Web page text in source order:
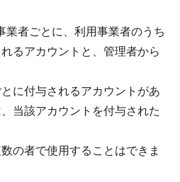
業者ごとに、利用事業者のうち
るアカウントと、管理者から
に付与されるアカウントがあ
当該アカウントを付与された
の者で使用することはできま